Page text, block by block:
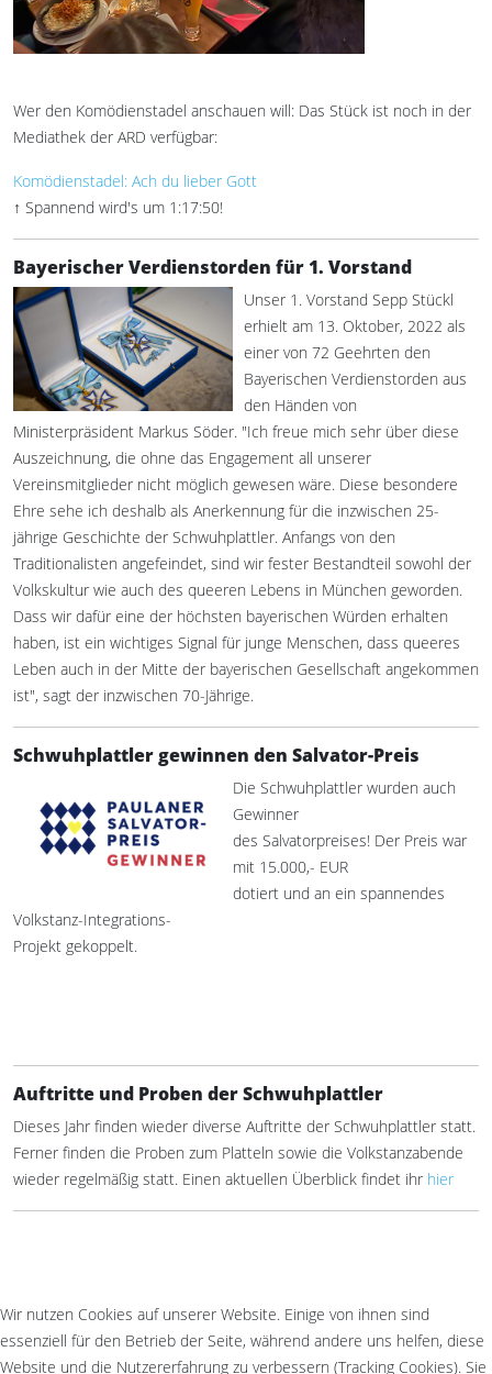
Wer den Komödienstadel anschauen will: Das Stück ist noch in der
Mediathek der ARD verfügbar:
Komödienstadel: Ach du lieber Gott
↑ Spannend wird's um 1:17:50!
Bayerischer Verdienstorden für 1. Vorstand
Unser 1. Vorstand Sepp Stückl
erhielt am 13. Oktober, 2022 als
einer von 72 Geehrten den
Bayerischen Verdienstorden aus
den Händen von
Ministerpräsident Markus Söder. "Ich freue mich sehr über diese
Auszeichnung, die ohne das Engagement all unserer
Vereinsmitglieder nicht möglich gewesen wäre. Diese besondere
Ehre sehe ich deshalb als Anerkennung für die inzwischen 25-
jährige Geschichte der Schwuhplattler. Anfangs von den
Traditionalisten angefeindet, sind wir fester Bestandteil sowohl der
Volkskultur wie auch des queeren Lebens in München geworden.
Dass wir dafür eine der höchsten bayerischen Würden erhalten
haben, ist ein wichtiges Signal für junge Menschen, dass queeres
Leben auch in der Mitte der bayerischen Gesellschaft angekommen
ist", sagt der inzwischen 70-Jährige.
Schwuhplattler gewinnen den Salvator-Preis
Die Schwuhplattler wurden auch
Gewinner
des Salvatorpreises! Der Preis war
mit 15.000,- EUR
dotiert und an ein spannendes
Volkstanz-Integrations-
Projekt gekoppelt.
Auftritte und Proben der Schwuhplattler
Dieses Jahr finden wieder diverse Auftritte der Schwuhplattler statt.
Ferner finden die Proben zum Platteln sowie die Volkstanzabende
wieder regelmäßig statt. Einen aktuellen Überblick findet ihr hier
Wir nutzen Cookies auf unserer Website. Einige von ihnen sind
essenziell für den Betrieb der Seite, während andere uns helfen, diese
Website und die Nutzererfahrung zu verbessern (Tracking Cookies). Sie